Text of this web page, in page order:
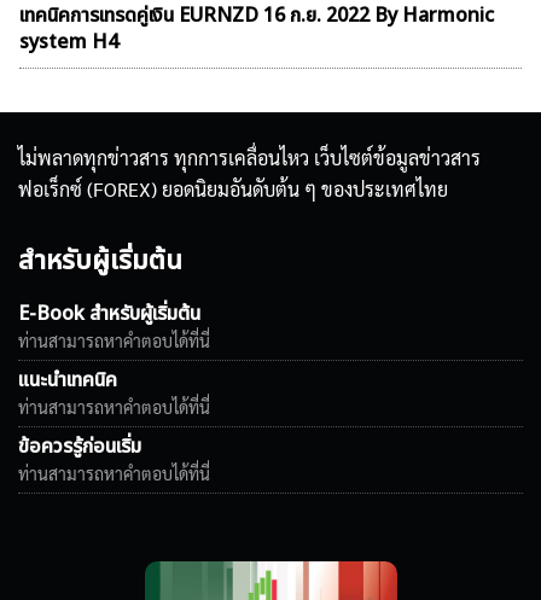
เทคนิคการเทรดคู่เงิน EURNZD 16 ก.ย. 2022 By Harmonic
system H4
ไม่พลาดทุกข่าวสาร ทุกการเคลื่อนไหว เว็บไซต์ข้อมูลข่าวสาร
ฟอเร็กซ์ (FOREX) ยอดนิยมอันดับต้น ๆ ของประเทศไทย
สำหรับผู้เริ่มต้น
E-Book สำหรับผู้เริ่มต้น
ท่านสามารถหาคำตอบได้ที่นี่
แนะนำเทคนิค
ท่านสามารถหาคำตอบได้ที่นี่
ข้อควรรู้ก่อนเริ่ม
ท่านสามารถหาคำตอบได้ที่นี่